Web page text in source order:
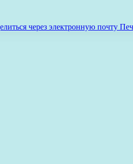
через электронную почту